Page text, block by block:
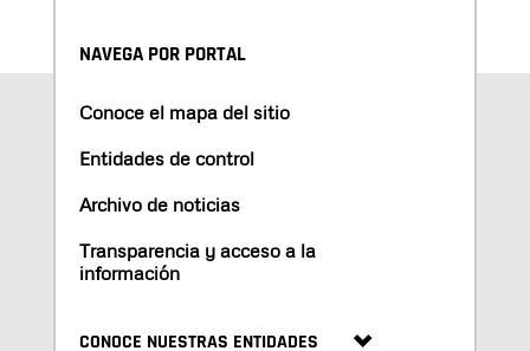
NAVEGA POR PORTAL
Conoce el mapa del sitio
Entidades de control
Archivo de noticias
Transparencia y acceso a la
información
CONOCE NUESTRAS ENTIDADES